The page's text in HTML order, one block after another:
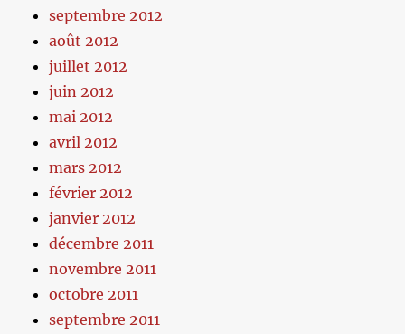
septembre 2012
août 2012
juillet 2012
juin 2012
mai 2012
avril 2012
mars 2012
février 2012
janvier 2012
décembre 2011
novembre 2011
octobre 2011
septembre 2011